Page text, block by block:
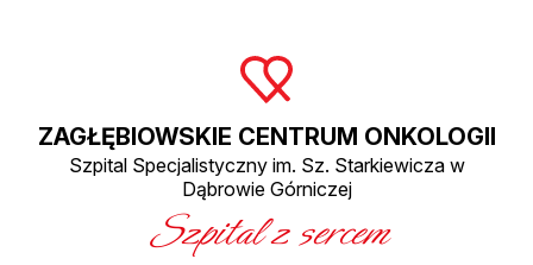
ZAGŁĘBIOWSKIE CENTRUM ONKOLOGII
Szpital Specjalistyczny im. Sz. Starkiewicza w
Dąbrowie Górniczej
Szpital z sercem